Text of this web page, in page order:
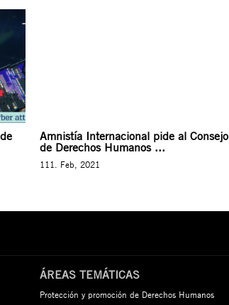
Amnistía Internacional pide al Consejo
de Derechos Humanos ...
111. Feb, 2021
ÁREAS TEMÁTICAS
Protección y promoción de Derechos Humanos